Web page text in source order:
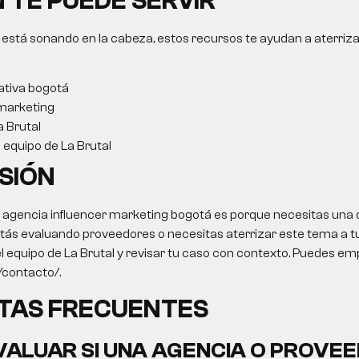
sonando en la cabeza, estos recursos te ayudan a
bogotá
Brutal
de La Brutal
agencia influencer marketing bogotá es porque necesitas una
evaluando proveedores o necesitas aterrizar este tema a
equipo de La Brutal y revisar tu caso con contexto. Puedes
.
FRECUENTES
SI UNA AGENCIA O